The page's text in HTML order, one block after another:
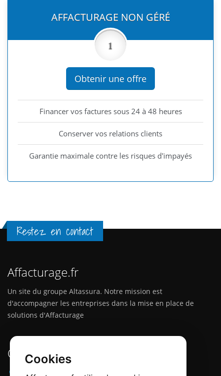
Cookies
AFFACTURAGE NON GÉRÉ
1
Obtenir une offre
Financer vos factures sous 24 à 48 heures
Conserver vos relations clients
Garantie maximale contre les risques d'impayés
Restez en contact
Affacturage.fr
Un site du groupe Altassura. Notre mission est
d'accompagner les entreprises dans la mise en place de
solutions d'Affacturage
Contactez-nous
Adresse : 12 Quai Papacino, 06300 Nice